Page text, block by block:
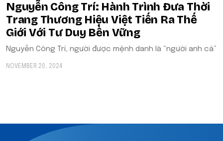
Nguyễn Công Trí: Hành Trình Đưa Thời
Trang Thương Hiệu Việt Tiến Ra Thế
Giới Với Tư Duy Bền Vững
Nguyễn Công Trí, người được mệnh danh là “người anh cả”
NOVEMBER 20, 2024